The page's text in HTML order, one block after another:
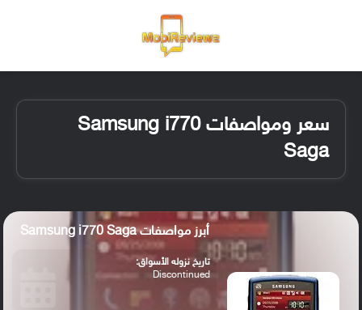
سعر ومواصفات Samsung i770
Saga
أبرز مواصفات Samsung i770 Saga
تاريخ نزوله الأسواق:
Discontinued